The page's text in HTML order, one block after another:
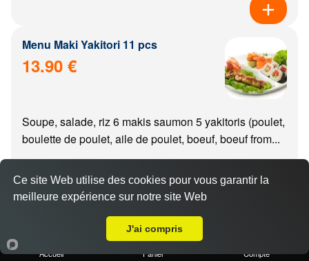
Menu Maki Yakitori 11 pcs
13.90 €
Soupe, salade, riz 6 makis saumon 5 yakitoris (poulet,
boulette de poulet, aile de poulet, boeuf, boeuf from...
Menu california Yakitori 11 pcs
Accueil Panier Compte
Ce site Web utilise des cookies pour vous garantir la
meilleure expérience sur notre site Web
J'ai compris